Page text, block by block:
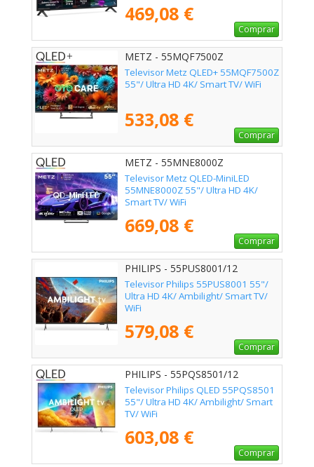
469,08 €
Comprar
METZ - 55MQF7500Z
Televisor Metz QLED+ 55MQF7500Z
55"/ Ultra HD 4K/ Smart TV/ WiFi
533,08 €
Comprar
METZ - 55MNE8000Z
Televisor Metz QLED-MiniLED
55MNE8000Z 55"/ Ultra HD 4K/
Smart TV/ WiFi
669,08 €
Comprar
PHILIPS - 55PUS8001/12
Televisor Philips 55PUS8001 55"/
Ultra HD 4K/ Ambilight/ Smart TV/
WiFi
579,08 €
Comprar
PHILIPS - 55PQS8501/12
Televisor Philips QLED 55PQS8501
55"/ Ultra HD 4K/ Ambilight/ Smart
TV/ WiFi
603,08 €
Comprar